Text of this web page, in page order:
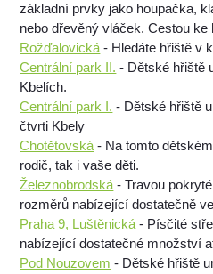
základní prvky jako houpačka,
nebo dřevěný vláček. Cestou ke
Rožďalovická - Hledáte hřiště v
Centrální park II. - Dětské hřiště
Kbelích.
Centrální park I. - Dětské hřiště
čtvrti Kbely
Chotětovská - Na tomto
rodič, tak i vaše děti.
Železnobrodská - Travou
rozměrů nabízející dostatečně
Praha 9, Luštěnická - Písčité
nabízející dostatečné množství
Pod Nouzovem - Dětské hřiště